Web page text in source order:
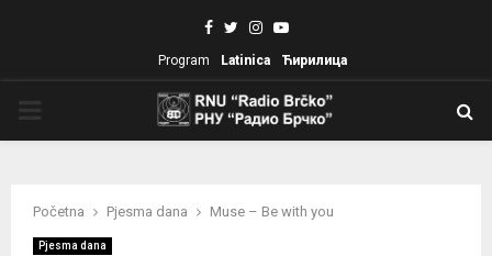
Facebook
TwitterInstagram
Youtube
Program Latinica Ћирилица
Početna Pjesma dana Muse – Be with you
Pjesma dana